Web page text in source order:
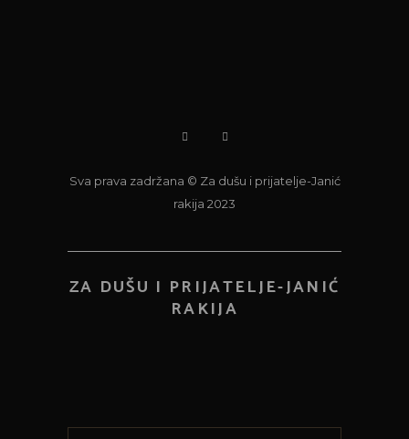
Sva prava zadržana © Za dušu i prijatelje-Janić
rakija 2023
ZA DUŠU I PRIJATELJE-JANIĆ
RAKIJA